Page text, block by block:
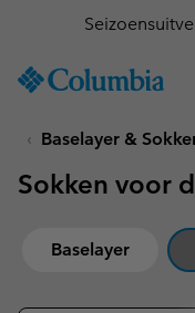
TO
SKIP
MAIN
SKIP
Baselayer &
Sokken voor
Baselayer